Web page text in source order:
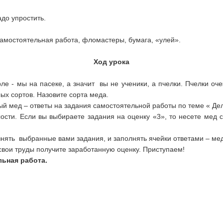
упростить.
работа, фломастеры, бумага, «улей».
Ход урока
- мы на пасеке, а значит вы не ученики, а пчелки. Пчелки
сортов. Назовите сорта меда.
мед – ответы на задания самостоятельной работы по теме «
Если вы выбираете задания на оценку «3», то несете мед
выбранные вами задания, и заполнять ячейки ответами –
труды получите заработанную оценку. Приступаем!
работа.